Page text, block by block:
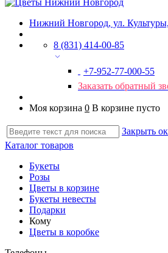
Нижний Новгород, ул.
8 (831) 414-00-85
+7-952-77-000-55
Заказать обратный
Моя корзина 0 В корзине пусто
Закрыть
Каталог товаров
Букеты
Розы
Цветы в корзине
Букеты невесты
Подарки
Кому
Цветы в коробке